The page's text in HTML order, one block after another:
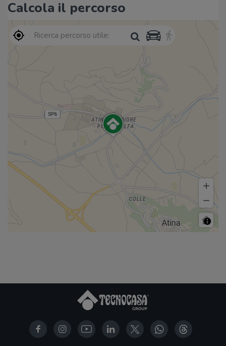
Calcola il percorso